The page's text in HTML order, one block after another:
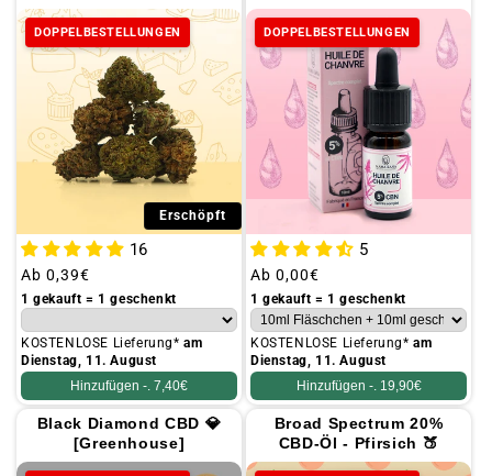
DOPPELBESTELLUNGEN
Erschöpft
16
Üblicher
Preis
Ab 0,39€
1 gekauft = 1 geschenkt
KOSTENLOSE Lieferung*am
Dienstag, 11. August
Hinzufügen -. 7,40€
DOPPELBESTELLUNGEN
5
Üblicher
Preis
Ab 0,00€
1 gekauft = 1 geschenkt
KOSTENLOSE Lieferung*am
Dienstag, 11. August
Hinzufügen -. 19,90€
Black Diamond CBD 💎
[Greenhouse]
Broad Spectrum 20%
CBD-Öl - Pfirsich 🍑